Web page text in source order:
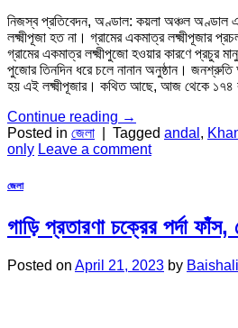
নিজস্ব প্রতিবেদন, অণ্ডাল: কয়লা অঞ্চল অণ্ডাল
লক্ষ্মীপূজা হত না। গ্রামের একমাত্র লক্ষ্মীপূজার
গ্রামের একমাত্র লক্ষ্মীপুজো হওয়ার কারণে প্রচুর
পুজোর তিনদিন ধরে চলে নানান অনুষ্ঠান। জনশ্রুতি
হয় এই লক্ষ্মীপূজার। কথিত আছে, আজ থেকে
Continue reading →
Posted in জেলা Tagged andal ,
only Leave a comment
জেলা
গাড়ি প্রতারণা চক্রের পর্দা
Posted on April 21, 2023 by